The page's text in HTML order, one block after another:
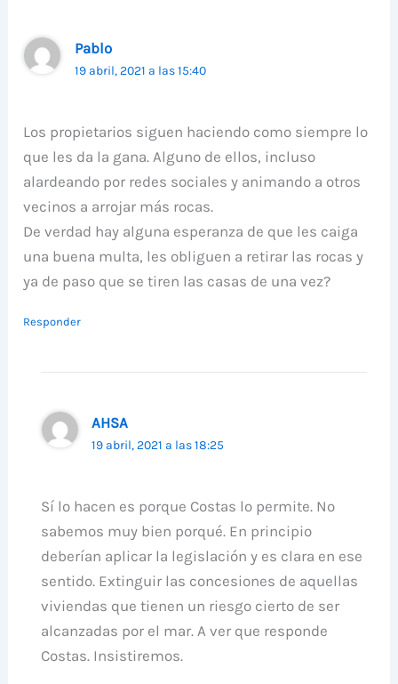
Pablo
19 abril, 2021 a las 15:40
Los propietarios siguen haciendo como siempre lo
que les da la gana. Alguno de ellos, incluso
alardeando por redes sociales y animando a otros
vecinos a arrojar más rocas.
De verdad hay alguna esperanza de que les caiga
una buena multa, les obliguen a retirar las rocas y
ya de paso que se tiren las casas de una vez?
Responder
AHSA
19 abril, 2021 a las 18:25
Sí lo hacen es porque Costas lo permite. No
sabemos muy bien porqué. En principio
deberían aplicar la legislación y es clara en ese
sentido. Extinguir las concesiones de aquellas
viviendas que tienen un riesgo cierto de ser
alcanzadas por el mar. A ver que responde
Costas. Insistiremos.